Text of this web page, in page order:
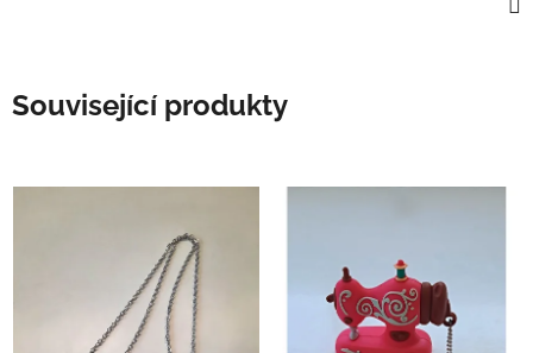
Související produkty